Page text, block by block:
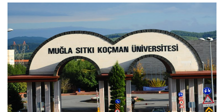
Enerji
Tubitak
Teknoloji Kurumu
Teknoloji